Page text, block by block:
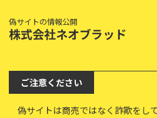
偽サイトの情報公開
株式会社ネオブラッド
ご注意ください
偽サイトは商売ではなく詐欺をし